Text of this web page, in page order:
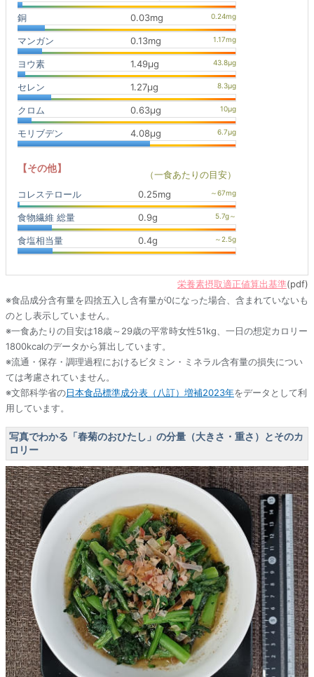
銅 0.03mg
マンガン 0.13mg
ヨウ素 1.49μg
セレン 1.27μg
クロム 0.63μg
モリブデン 4.08μg
【その他】
（一食あたりの目安）
コレステロール
0.25mg
食物繊維 総量 0.9g
食塩相当量 0.4g
栄養素摂取適正値算出基準(pdf)
※食品成分含有量を四捨五入し含有量が0になった場合、含まれていないも
のとし表示していません。
※一食あたりの目安は18歳～29歳の平常時女性51kg、一日の想定カロリー
1800kcalのデータから算出しています。
※流通・保存・調理過程におけるビタミン・ミネラル含有量の損失につい
ては考慮されていません。
※文部科学省の日本食品標準成分表（八訂）増補2023年をデータとして利
用しています。
写真でわかる「春菊のおひたし」の分量（大きさ・重さ）とそのカ
ロリー